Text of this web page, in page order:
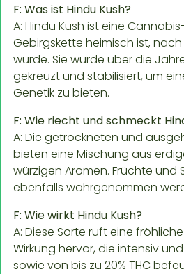
F: Was ist Hindu Kush?
A: Hindu Kush ist eine
Gebirgskette heimisch ist,
wurde. Sie wurde über die
gekreuzt und stabilisiert, um
Genetik zu bieten.
F: Wie riecht und schmeckt
A: Die getrockneten und
bieten eine Mischung aus
würzigen Aromen. Früchte und
ebenfalls wahrgenommen
F: Wie wirkt Hindu Kush?
A: Diese Sorte ruft eine
Wirkung hervor, die intensiv
sowie von bis zu 20% THC